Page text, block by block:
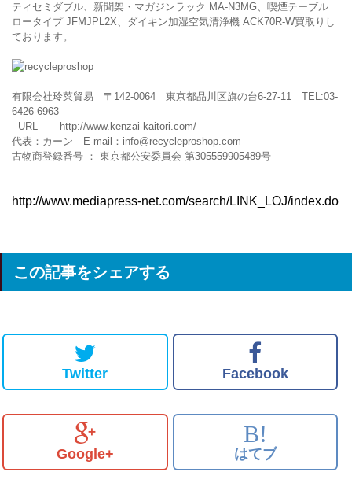
ティセミダブル、新聞架・マガジンラック MA-N3MG、喫煙テーブル
ロータイプ JFMJPL2X、ダイキン加湿空気清浄機 ACK70R-W買取りし
ております。
有限会社玲菜貿易 〒142-0064 東京都品川区旗の台6-27-11 TEL:03-
6426-6963
URL
http://www.kenzai-kaitori.com/
代表：カーン E-mail： info@recycleproshop.com
古物商登録番号 ： 東京都公安委員会 第305559905489号
http://www.mediapress-net.com/search/LINK_LOJ/index.do
この記事をシェアする
Twitter Facebook
Google+
B!
はてブ